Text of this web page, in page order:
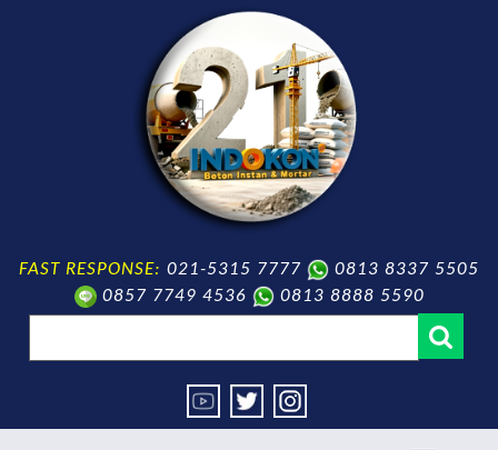
FAST RESPONSE: 021-5315 7777
0813 8337 5505
0857 7749 4536
0813 8888 5590